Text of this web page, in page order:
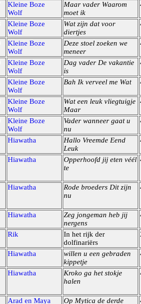
Kleine Boze
Wolf
Maar vader Waarom
moet ik
Kleine Boze
Wolf
Wat zijn dat voor
diertjes
Kleine Boze
Wolf
Deze stoel zoeken we
meneer
Kleine Boze
Wolf
Dag vader De vakantie
is
Kleine Boze
Wolf
Bah Ik verveel me Wat
Kleine Boze
Wolf
Wat een leuk vliegtuigje
Maar
Kleine Boze
Wolf
Vader wanneer gaat u
nu
Hiawatha
Hallo Vreemde Eend
Leuk
Hiawatha
Opperhoofd jij eten véél
te
Hiawatha
Rode broeders Dit zijn
nu
Hiawatha
Zeg jongeman heb jij
nergens
Rik
In het rijk der
dolfinariërs
Hiawatha
willen u een gebraden
kippetje
Hiawatha
Kroko ga het stokje
halen
Arad en Maya Op Mytica de derde